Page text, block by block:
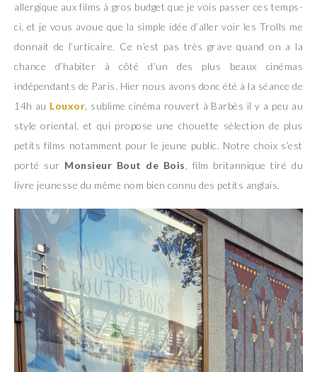
allergique aux films à gros budget que je vois passer ces temps-
ci, et je vous avoue que la simple idée d’aller voir les Trolls me
donnait de l’urticaire. Ce n’est pas très grave quand on a la
chance d’habiter à côté d’un des plus beaux cinémas
indépendants de Paris. Hier nous avons donc été à la séance de
14h au Louxor , sublime cinéma rouvert à Barbès il y a peu au
style oriental, et qui propose une chouette sélection de plus
petits films notamment pour le jeune public. Notre choix s’est
porté sur Monsieur Bout de Bois
, film britannique tiré du
livre jeunesse du même nom bien connu des petits anglais.